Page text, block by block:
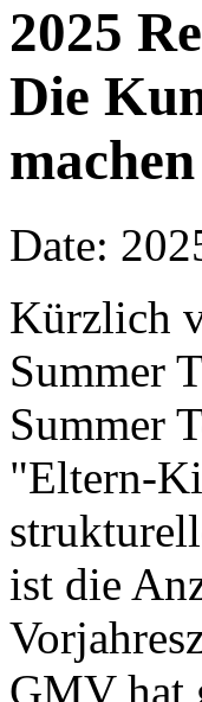
2025
Die
Date:
Kürzlich
Summer
Summer
"Eltern-
ist die
GMV hat